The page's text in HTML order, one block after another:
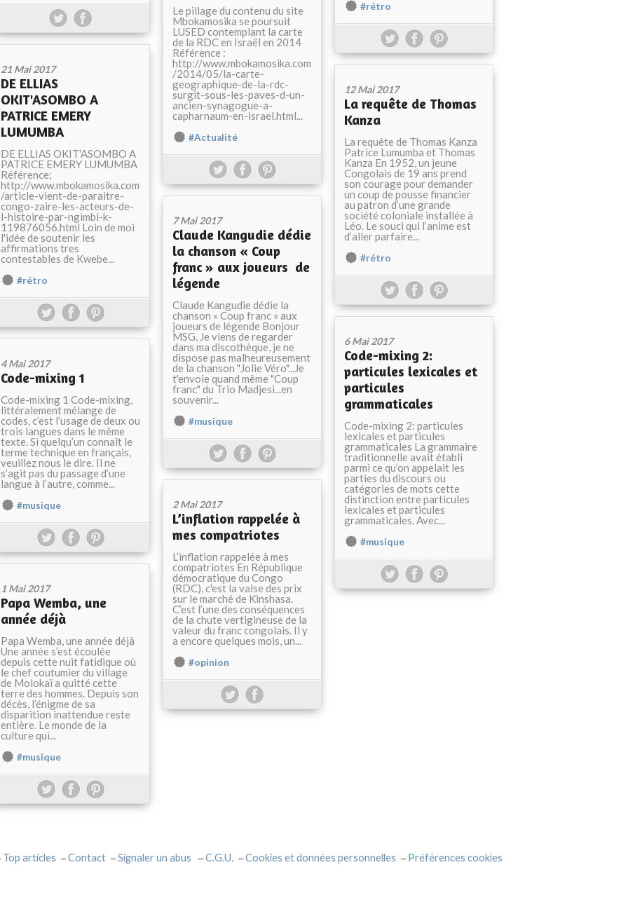
#rétro
Le pillage du contenu du site
Mbokamosika se poursuit
LUSED contemplant la carte
de la RDC en Israël en 2014
Référence :
http://www.mbokamosika.com
/2014/05/la-carte-
geographique-de-la-rdc-
surgit-sous-les-paves-d-un-
ancien-synagogue-a-
capharnaum-en-israel.html...
#Actualité
21 Mai 2017
DE ELLIAS
OKIT'ASOMBO A
PATRICE EMERY
LUMUMBA
DE ELLIAS OKIT'ASOMBO A
PATRICE EMERY LUMUMBA
Référence;
http://www.mbokamosika.com
/article-vient-de-paraitre-
congo-zaire-les-acteurs-de-
l-histoire-par-ngimbi-k-
119876056.html Loin de moi
l'idée de soutenir les
affirmations tres
contestables de Kwebe...
#rétro
12 Mai 2017
La requête de Thomas
Kanza
La requête de Thomas Kanza
Patrice Lumumba et Thomas
Kanza En 1952, un jeune
Congolais de 19 ans prend
son courage pour demander
un coup de pousse financier
au patron d’une grande
société coloniale installée à
Léo. Le souci qui l’anime est
d’aller parfaire...
#rétro
7 Mai 2017
Claude Kangudie dédie
la chanson « Coup
franc » aux joueurs de
légende
Claude Kangudie dédie la
chanson « Coup franc » aux
joueurs de légende Bonjour
MSG, Je viens de regarder
dans ma discothèque, je ne
dispose pas malheureusement
de la chanson "Jolie Véro"...Je
t'envoie quand même "Coup
franc" du Trio Madjesi...en
souvenir...
#musique
6 Mai 2017
Code-mixing 2:
particules lexicales et
particules
grammaticales
Code-mixing 2: particules
lexicales et particules
grammaticales La grammaire
traditionnelle avait établi
parmi ce qu’on appelait les
parties du discours ou
catégories de mots cette
distinction entre particules
lexicales et particules
grammaticales. Avec...
#musique
4 Mai 2017
Code-mixing 1
Code-mixing 1 Code-mixing,
littéralement mélange de
codes, c’est l’usage de deux ou
trois langues dans le même
texte. Si quelqu’un connaît le
terme technique en français,
veuillez nous le dire. Il ne
s’agit pas du passage d’une
langue à l’autre, comme...
#musique 2 Mai 2017
L’inflation rappelée à
mes compatriotes
L’inflation rappelée à mes
compatriotes En République
démocratique du Congo
(RDC), c'est la valse des prix
sur le marché de Kinshasa.
C’est l’une des conséquences
de la chute vertigineuse de la
valeur du franc congolais. Il y
a encore quelques mois, un...
#opinion
1 Mai 2017
Papa Wemba, une
année déjà
Papa Wemba, une année déjà
Une année s’est écoulée
depuis cette nuit fatidique où
le chef coutumier du village
de Molokaï a quitté cette
terre des hommes. Depuis son
décès, l’énigme de sa
disparition inattendue reste
entière. Le monde de la
culture qui...
#musique
Top articles Contact Signaler un abus C.G.U. Cookies et données personnelles Préférences cookies